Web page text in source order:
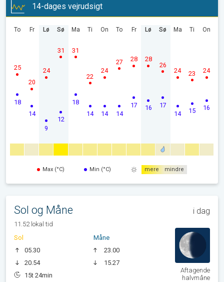
14-dages vejrudsigt
To
18
25
Fr
14
20
Lø
9
24
Sø
12
31
Ma
18
31
Ti
14
22
On
14
24
To
14
27
Fr
17
28
Lø
16
28
Sø
17
26
Ma
14
24
Ti
15
23
On
16
24
Max (°C) Min (°C) mere mindre
Sol og Måne i dag
11.52 lokal tid
Sol
05.30
20.54
15t 24min
Måne
23.00
15.27
Aftagende
halvmåne